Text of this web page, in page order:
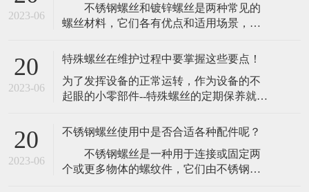
漆,如环氧尿烷(Epoxy-urethane)基或未变性
环氧(Epoxy-)基浸渍漆。​(3)、使用三聚氰醇
2023-06
​ 不锈钢螺丝和镀锌螺丝是两种常见的
螺丝材料，它们各有优点和适用场景，在
用。 1. 材质不同 不锈钢螺丝是由
不锈钢材料制成，不易生锈，能够长期使
用，有较好的耐腐蚀性，同时具有高压强
度和强韧性，镀锌螺丝则是以普通钢螺栓
的保护膜，
20
2023-06
特殊螺丝在维护过程中要掌握这些要点！
​为了发挥设备的正常运转，作为设备的不
起眼的小零部件--特殊螺丝的定期保养就显
那么为了防止特殊螺丝出现一些问题，在
维护的时候一定要注意那方面。​一，去杂
物特殊螺丝在淬火之后需要用硅酸盐清
洁，清洗完毕还需要水洗。所以为防止出
20
2023-06
不锈钢螺丝使用中是否合适各种配件呢？
​ 不锈钢螺丝是一种用于连接或固定两
个或更多物体的螺纹件，它们由不锈钢制